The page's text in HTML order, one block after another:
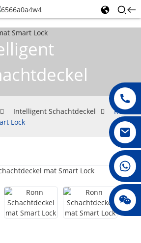
008615396811719
jenny010678
Intelligent Schachtdeckel
Ronn
Lock